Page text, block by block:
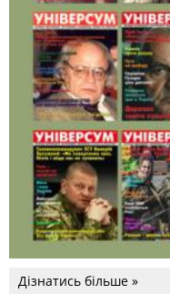
Дізнатись більше »